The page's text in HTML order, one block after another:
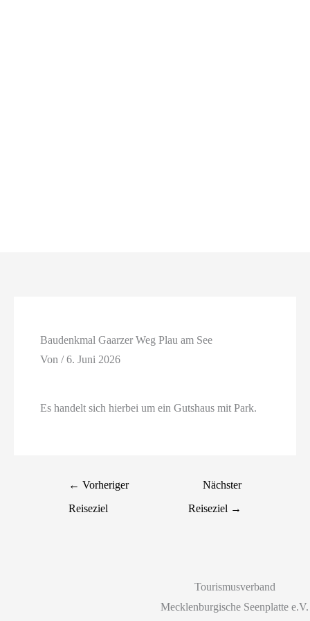
Baudenkmal Gaarzer Weg Plau am See
Von/6. Juni 2026
Es handelt sich hierbei um ein Gutshaus mit Park.
← Vorheriger
Reiseziel
Nächster
Reiseziel →
Tourismusverband
Mecklenburgische Seenplatte e.V.